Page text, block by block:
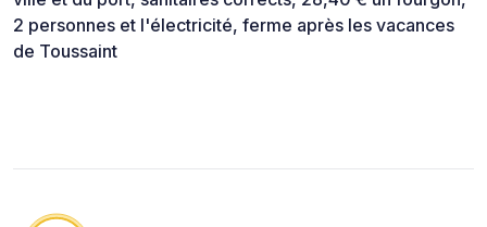
2 personnes et l'électricité, ferme après les vacances
de Toussaint